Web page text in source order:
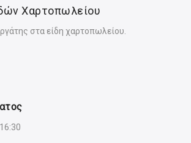
Χαρτοπωλείου
στα είδη χαρτοπωλείου.